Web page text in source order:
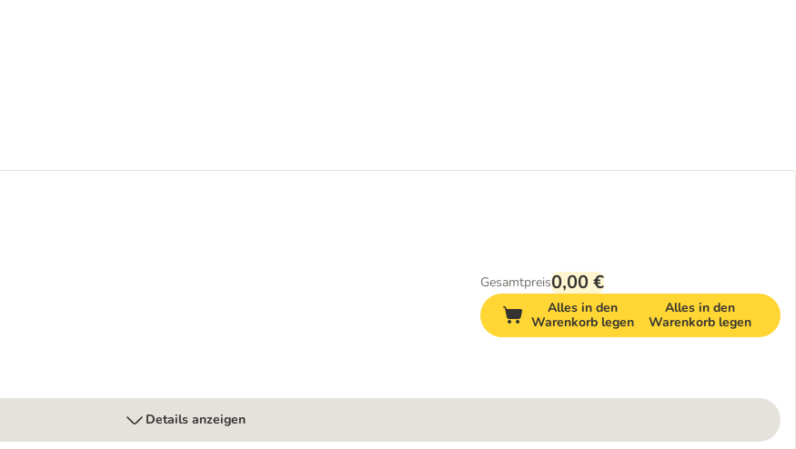
mittelgroße Hunde (10-25 kg)
Gesamtpreis0,00 €
Alles in den
Warenkorb legen
Alles in den
Warenkorb legen
Details anzeigen